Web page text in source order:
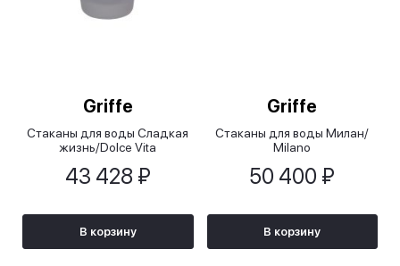
Griffe
Стаканы для воды Сладкая
жизнь/Dolce Vita
43 428 ₽
В корзину
Griffe
Стаканы для воды Милан/
Milano
50 400 ₽
В корзину